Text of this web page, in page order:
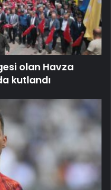
olan Havza
kutlandı